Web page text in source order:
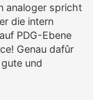
analoger spricht
die intern
PDG-Ebene
Genau dafûr
und